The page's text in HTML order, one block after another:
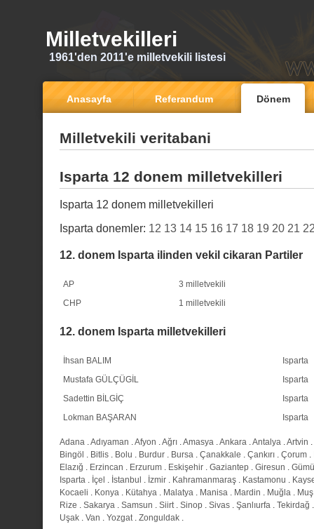
Milletvekilleri
1961'den 2011'e milletvekili listesi
Anasayfa Referandum Dönem
Milletvekili veritabani
Isparta 12 donem milletvekilleri
Isparta 12 donem milletvekilleri
Isparta donemler: 12 13 14 15 16 17 18 19 20 21
12. donem Isparta ilinden vekil cikaran Partiler
AP
3 milletvekili
CHP
1 milletvekili
12. donem Isparta milletvekilleri
İhsan BALIM
Isparta
Mustafa GÜLÇÜGİL
Isparta
Sadettin BİLGİÇ
Isparta
Lokman BAŞARAN
Isparta
Adana .Adıyaman .Afyon .Ağrı .Amasya .Ankara .Antalya .Artvin .
Bingöl . Bitlis . Bolu . Burdur . Bursa . Çanakkale . Çankırı . Çorum .
Elazığ . Erzincan . Erzurum . Eskişehir . Gaziantep . Giresun .
Isparta . İçel . İstanbul . İzmir . Kahramanmaraş . Kastamonu .
Kocaeli . Konya . Kütahya . Malatya . Manisa . Mardin . Muğla . Muş
Rize . Sakarya . Samsun . Siirt. Sinop . Sivas . Şanlıurfa . Tekirdağ
Uşak . Van . Yozgat. Zonguldak .